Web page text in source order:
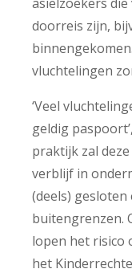
doorreis zijn,
vluchtelingen
‘Veel
geldig
praktijk zal
verblijf in
(deels) gesloten
buitengrenzen.
lopen het risico
het